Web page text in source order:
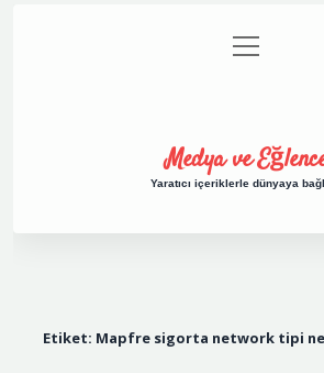
Gizlilik Politikası
menüyü
aç
Medya ve
Yaratıcı içeriklerle dünyaya
Etiket: Mapfre sigorta network tipi